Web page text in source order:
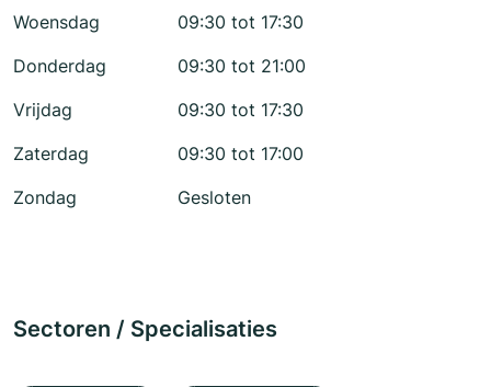
Woensdag
09:30 tot 17:30
Donderdag
09:30 tot 21:00
Vrijdag
09:30 tot 17:30
Zaterdag
09:30 tot 17:00
Zondag
Gesloten
Sectoren / Specialisaties